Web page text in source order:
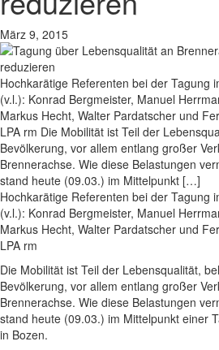
März 9, 2015
Hochkarätige Referenten bei der Tagung
(v.l.): Konrad Bergmeister, Manuel
Markus Hecht, Walter Pardatscher und
LPA rm Die Mobilität ist Teil der
Bevölkerung, vor allem entlang großer
Brennerachse. Wie diese Belastungen
stand heute (09.03.) im Mittelpunkt […]
Hochkarätige Referenten bei der Tagung
(v.l.): Konrad Bergmeister, Manuel
Markus Hecht, Walter Pardatscher und
LPA rm
Die Mobilität ist Teil der Lebensqualität,
Bevölkerung, vor allem entlang großer
Brennerachse. Wie diese Belastungen
stand heute (09.03.) im Mittelpunkt einer
in Bozen.